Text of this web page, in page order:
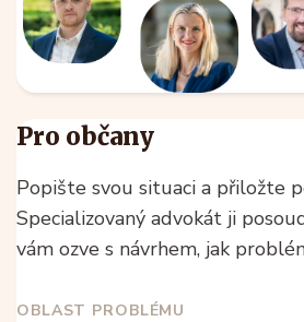
Pro občany
Popište svou situaci a přiložte
Specializovaný advokát ji
vám ozve s návrhem, jak
OBLAST PROBLÉMU